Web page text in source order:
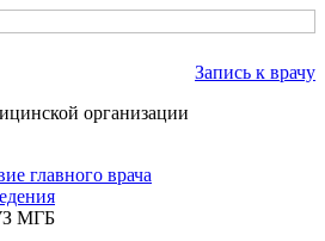
Запись к врачу
организации
главного врача
МГБ